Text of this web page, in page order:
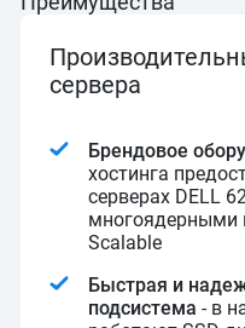
сервера
Брендовое
хостинга
серверах DELL
многоядерными
Scalable
Быстрая и
подсистема - в